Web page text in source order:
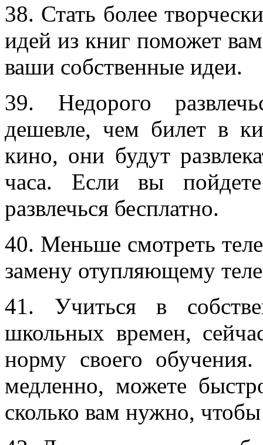
38. Стать более
идей из книг поможет вам
ваши собственные идеи.
39. Недорого
дешевле, чем билет в
кино, они будут
часа. Если вы
развлечься бесплатно.
40. Меньше смотреть
замену отупляющему
41. Учиться в
школьных времен,
норму своего
медленно, можете
сколько вам нужно,